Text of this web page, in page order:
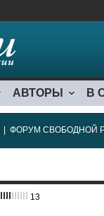
АВТОРЫ В
ФОРУМ СВОБОДНОЙ
13